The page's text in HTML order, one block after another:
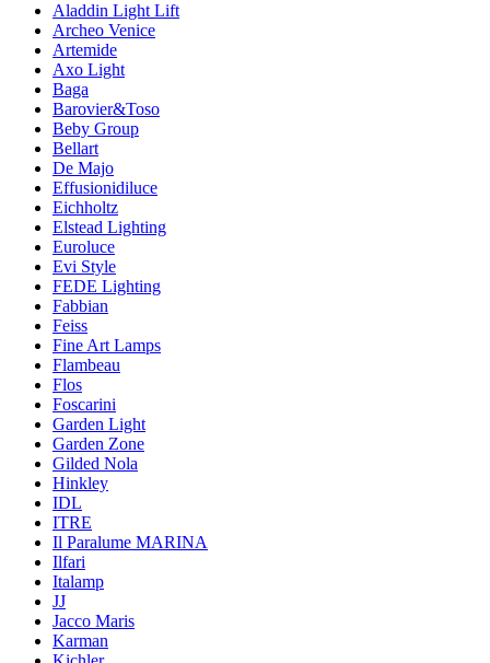
Aladdin Light Lift
Archeo Venice
Artemide
Axo Light
Baga
Barovier&Toso
Beby Group
Bellart
De Majo
Effusionidiluce
Eichholtz
Elstead Lighting
Euroluce
Evi Style
FEDE Lighting
Fabbian
Feiss
Fine Art Lamps
Flambeau
Flos
Foscarini
Garden Light
Garden Zone
Gilded Nola
Hinkley
IDL
ITRE
Il Paralume MARINA
Ilfari
Italamp
JJ
Jacco Maris
Karman